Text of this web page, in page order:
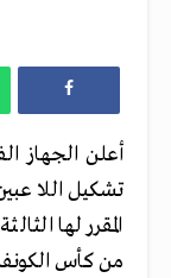
أعلن الجهاز
تشكيل
من كأس